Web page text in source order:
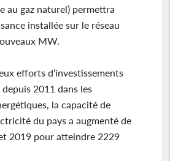
au gaz naturel) permettra
installée sur le réseau
MW.
efforts d’investissements
2011 dans les
la capacité de
du pays a augmenté de
2019 pour atteindre 2229